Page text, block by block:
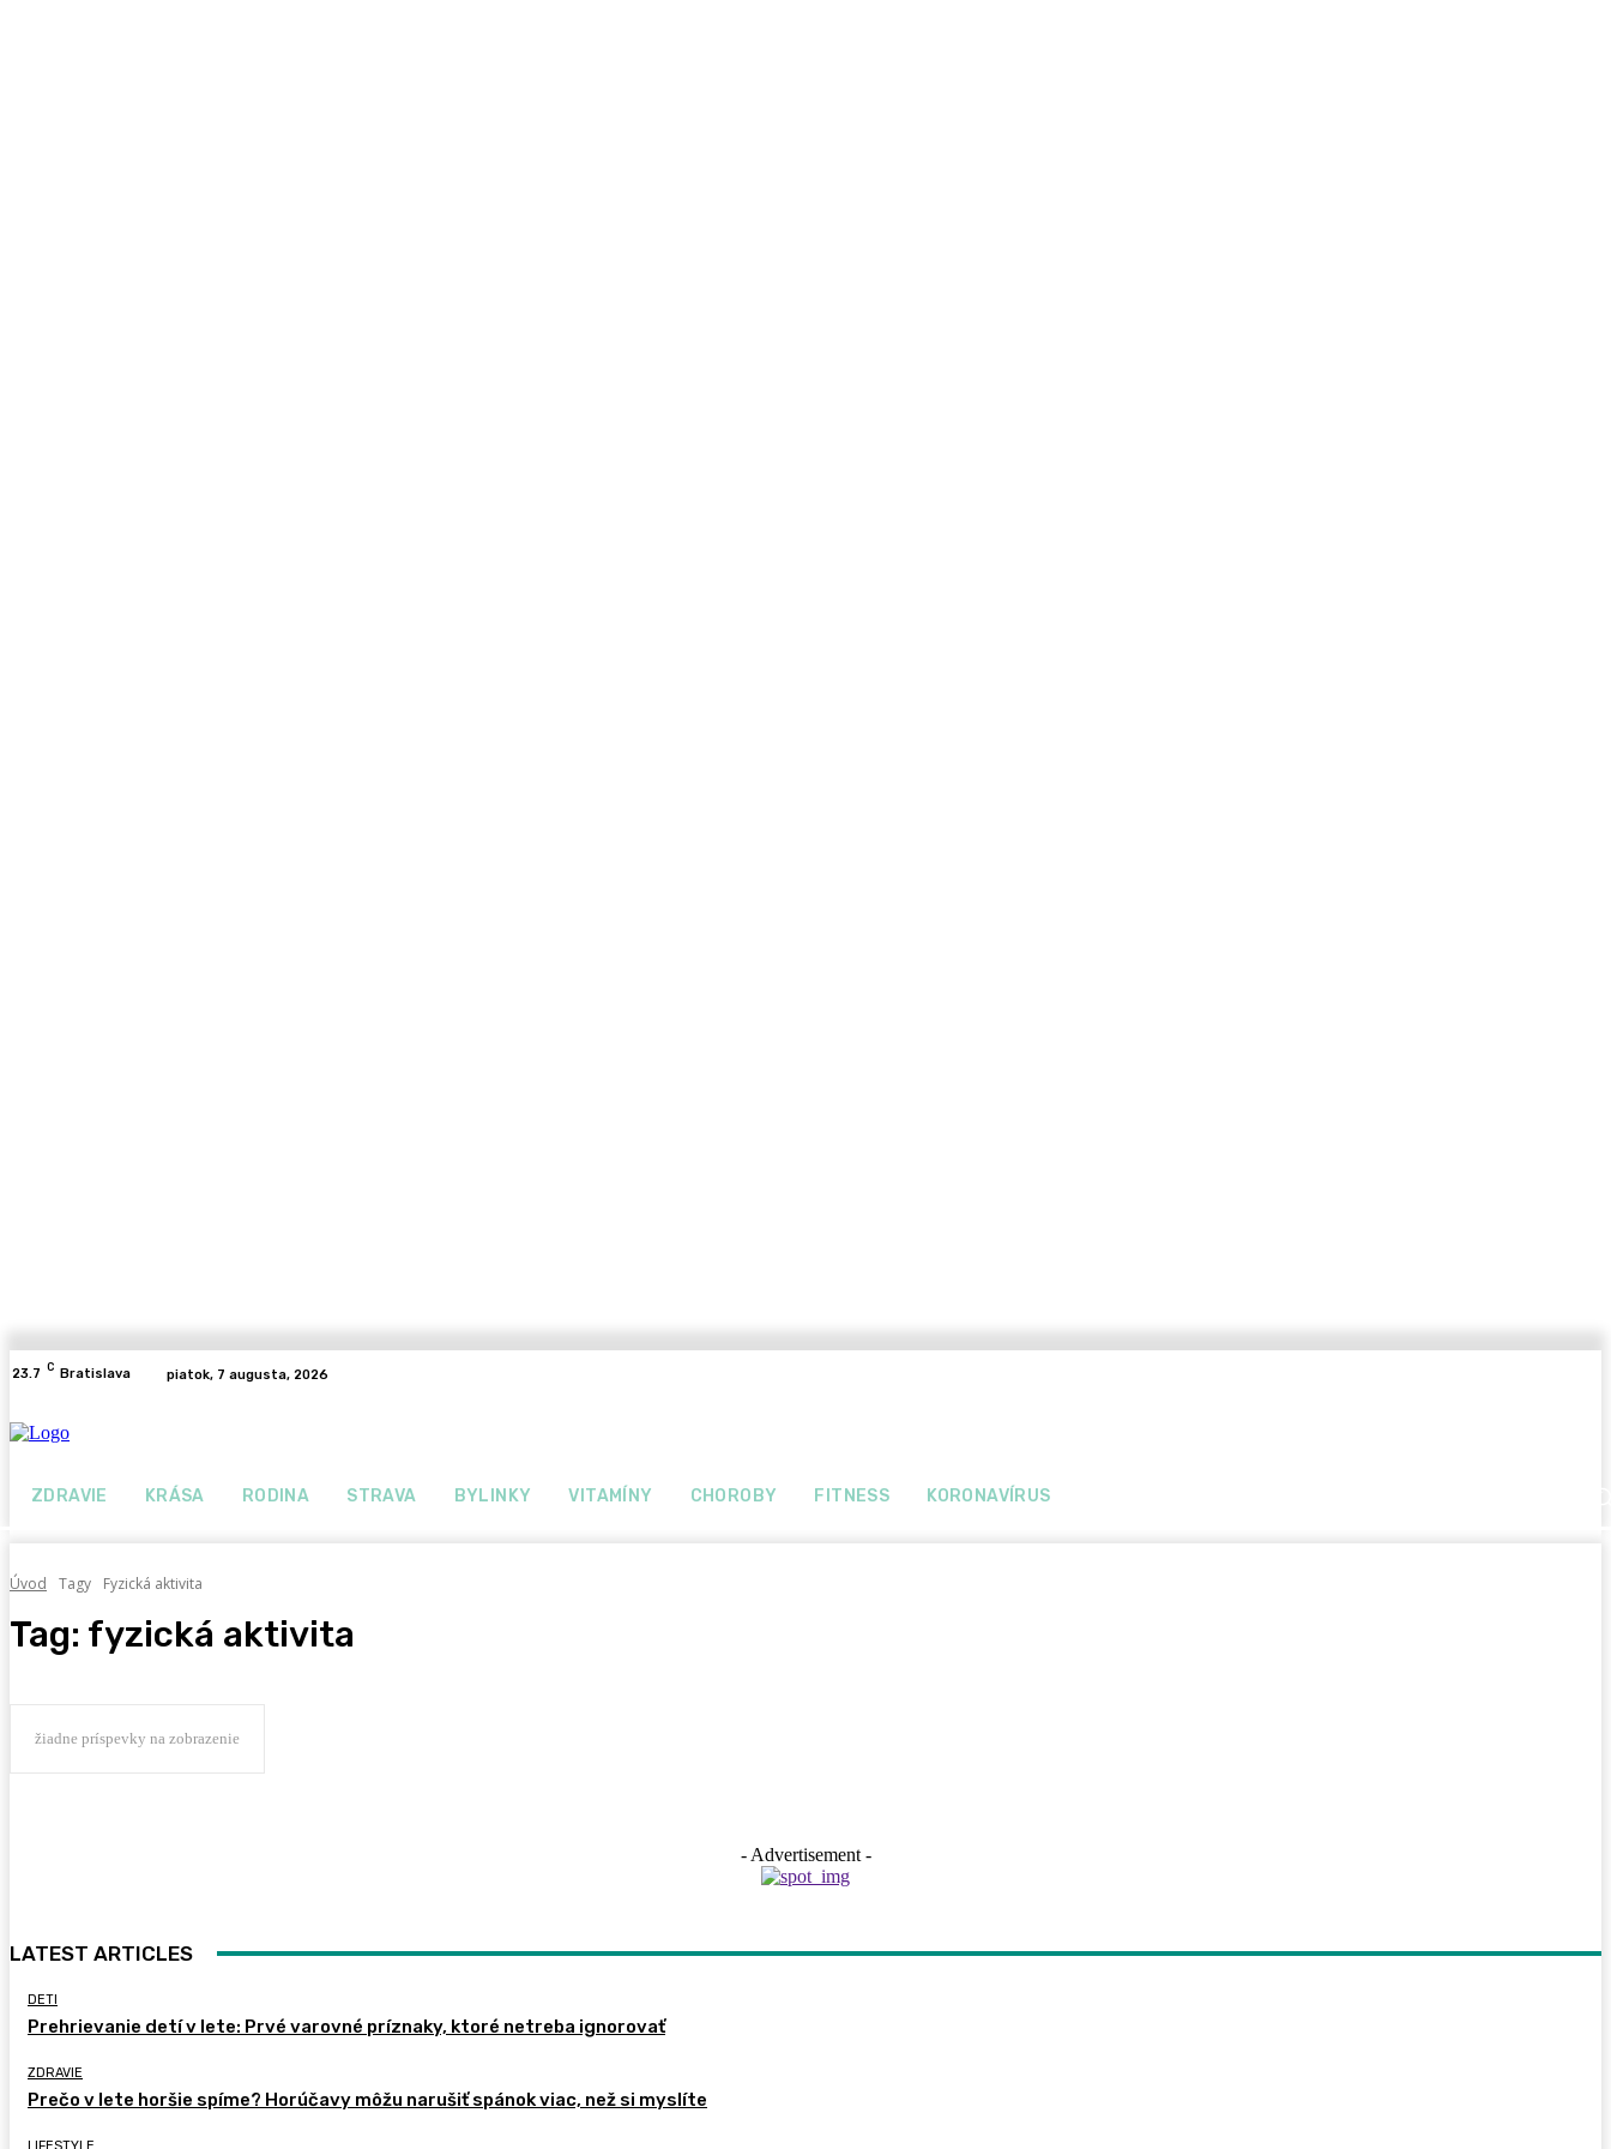
23.7 C Bratislava piatok, 7 augusta, 2026
ZDRAVIE KRÁSA RODINA STRAVA BYLINKY VITAMÍNY CHOROBY FITNESS KORONAVÍRUS
Úvod Tagy Fyzická aktivita
Tag: fyzická aktivita
žiadne príspevky na zobrazenie
- Advertisement -
LATEST ARTICLES
DETI
Prehrievanie detí v lete: Prvé varovné príznaky, ktoré netreba ignorovať
ZDRAVIE
Prečo v lete horšie spíme? Horúčavy môžu narušiť spánok viac, než si myslíte